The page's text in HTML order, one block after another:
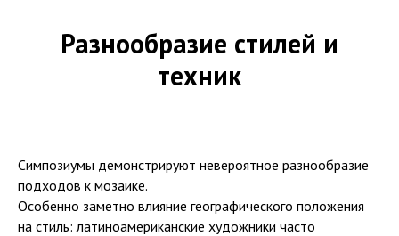
Разнообразие стилей и
техник
Симпозиумы демонстрируют невероятное разнообразие
подходов к мозаике.
Особенно заметно влияние географического положения
на стиль: латиноамериканские художники часто